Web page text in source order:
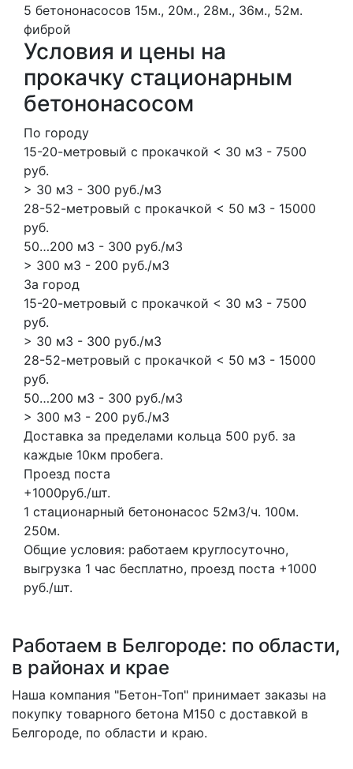
5 бетононасосов 15м., 20м., 28м., 36м., 52м.
фиброй
Условия и цены на
прокачку стационарным
бетононасосом
По городу
15-20-метровый с прокачкой < 30 м3 - 7500
руб.
> 30 м3 - 300 руб./м3
28-52-метровый с прокачкой < 50 м3 - 15000
руб.
50…200 м3 - 300 руб./м3
> 300 м3 - 200 руб./м3
За город
15-20-метровый с прокачкой < 30 м3 - 7500
руб.
> 30 м3 - 300 руб./м3
28-52-метровый с прокачкой < 50 м3 - 15000
руб.
50…200 м3 - 300 руб./м3
> 300 м3 - 200 руб./м3
Доставка за пределами кольца 500 руб. за
каждые 10км пробега.
Проезд поста
+1000руб./шт.
1 стационарный бетононасос 52м3/ч. 100м.
250м.
Общие условия: работаем круглосуточно,
выгрузка 1 час бесплатно, проезд поста +1000
руб./шт.
Работаем в Белгороде: по области,
в районах и крае
Наша компания "Бетон-Топ" принимает заказы на
покупку товарного бетона M150 с доставкой в
Белгороде, по области и краю.